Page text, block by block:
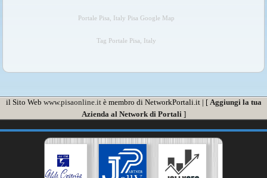
Portale Pisa, Italy Pisa Google Map
Tag Portale Pisa, Italy
il Sito Web www.pisaonline.itè membro di NetworkPortali.it | [ Aggiungi la tua
Azienda al Network di Portali]